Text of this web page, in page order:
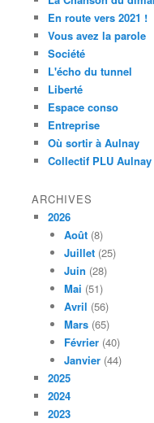
En route vers 2021 !
Vous avez la parole
Société
L'écho du tunnel
Liberté
Espace conso
Entreprise
Où sortir à Aulnay
Collectif PLU Aulnay
ARCHIVES
2026
Août (8)
Juillet (25)
Juin (28)
Mai (51)
Avril (56)
Mars (65)
Février (40)
Janvier (44)
2025
2024
2023